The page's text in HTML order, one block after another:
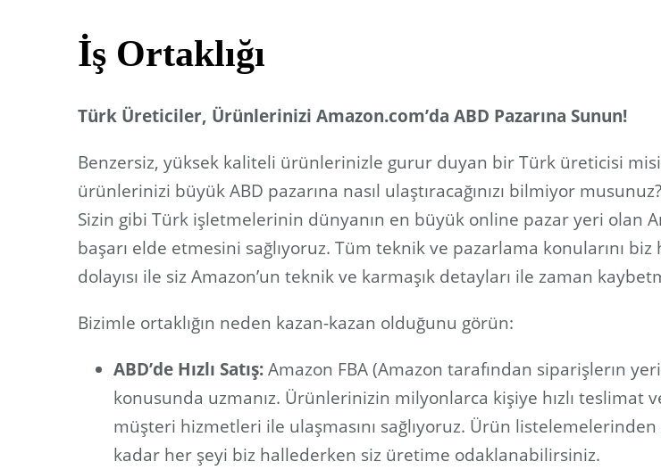
İş Ortaklığı
Türk Üreticiler, Ürünlerinizi Amazon.com’da ABD Pazarına Sunun!
Benzersiz, yüksek kaliteli ürünlerinizle gurur duyan bir Türk üreticisi
ürünlerinizi büyük ABD pazarına nasıl ulaştıracağınızı bilmiyor
Sizin gibi Türk işletmelerinin dünyanın en büyük online pazar yeri olan
başarı elde etmesini sağlıyoruz. Tüm teknik ve pazarlama konularını
dolayısı ile siz Amazon’un teknik ve karmaşık detayları ile zaman
Bizimle ortaklığın neden kazan-kazan olduğunu görün:
ABD’de Hızlı Satış:Amazon FBA (Amazon tarafından siparişlerın
konusunda uzmanız. Ürünlerinizin milyonlarca kişiye hızlı teslimat
müşteri hizmetleri ile ulaşmasını sağlıyoruz. Ürün
kadar her şeyi biz hallederken siz üretime odaklanabilirsiniz.